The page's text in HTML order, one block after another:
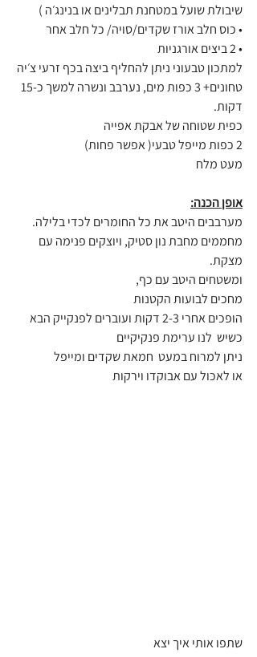
שיבולת שועל במטחנת תבלינים או בנינג׳ה )
• כוס חלב אורז שקדים/סויה/ כל חלב אחר
• 2 ביצים אורגניות
למתכון טבעוני ניתן להחליף ביצה בכף זרעי צ׳יה
דקות.
כפית שטוחה של אבקת אפייה
2 כפות מייפל טבעי( אפשר פחות)
מעט מלח
אופן הכנה:
מערבבים היטב את כל החומרים לכדי בלילה.
מחממים מחבת נון סטיק, ויוצקים פנימה עם
מצקת.
ומשטחים היטב עם כף,
מחכים לבועות הקטנות
הופכים אחרי 2-3 דקות ועוברים לפנקייק הבא
כשיש  לנו ערימת פנקיקיים
ניתן למרוח במעט  חמאת שקדים ומייפל
או לאכול עם אבוקדו וירקות
שתפו אותי איך יצא